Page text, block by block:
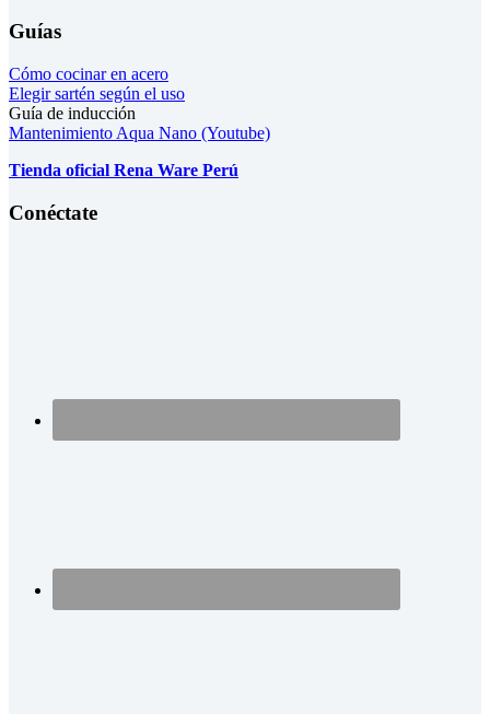
Guías
Cómo cocinar en acero
Elegir sartén según el uso
Guía de inducción
Mantenimiento Aqua Nano (Youtube)
Tienda oficial Rena Ware Perú
Conéctate